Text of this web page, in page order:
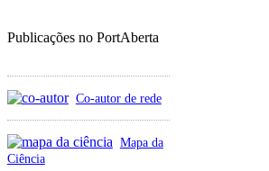
Publicações no PortAberta
Co-autor de rede
Mapa da
Ciência